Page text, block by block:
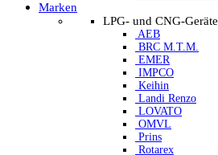
Marken
LPG- und CNG-Geräte
AEB
BRC M.T.M.
EMER
IMPCO
Keihin
Landi Renzo
LOVATO
OMVL
Prins
Rotarex